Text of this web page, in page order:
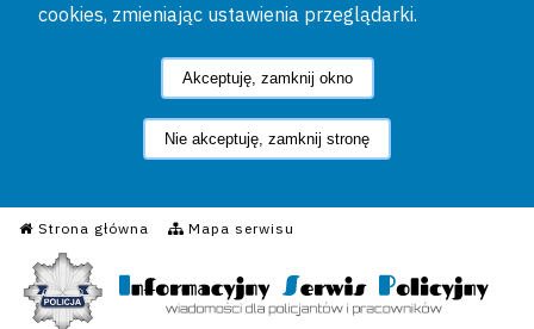
cookies, zmieniając ustawienia przeglądarki.
Akceptuję, zamknij okno
Nie akceptuję, zamknij stronę
Strona główna Mapa serwisu
Informacyjny Serwis